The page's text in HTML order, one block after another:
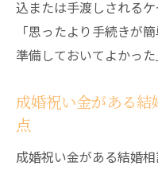
込または手渡しされる
「思ったより手続きが
準備しておいてよかった
成婚祝い金がある
点
成婚祝い金がある結婚